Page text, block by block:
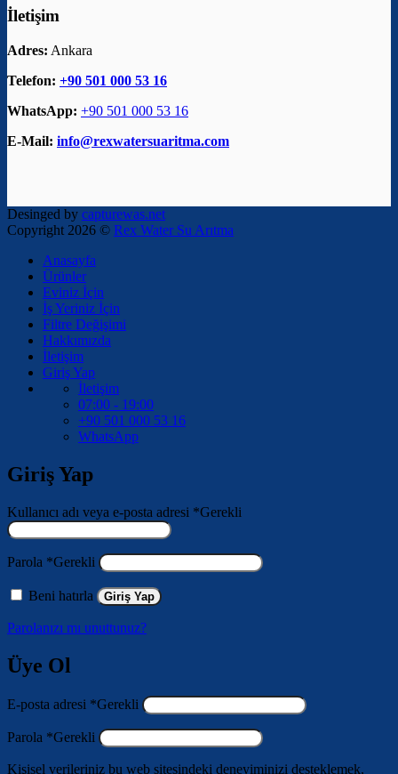
İletişim
Adres: Ankara
Telefon: +90 501 000 53 16
WhatsApp: +90 501 000 53 16
E-Mail: info@rexwatersuaritma.com
Desinged by capturewas.net
Copyright 2026 © Rex Water Su Arıtma
Anasayfa
Ürünler
Eviniz İçin
İş Yeriniz İçin
Filtre Değişimi
Hakkımızda
İletişim
Giriş Yap
İletişim
07:00 - 19:00
+90 501 000 53 16
WhatsApp
Giriş Yap
Kullanıcı adı veya e-posta adresi *Gerekli
Parola *Gerekli
Beni hatırla Giriş Yap
Parolanızı mı unuttunuz?
Üye Ol
E-posta adresi *Gerekli
Parola *Gerekli
Kişisel verileriniz bu web sitesindeki deneyiminizi desteklemek,